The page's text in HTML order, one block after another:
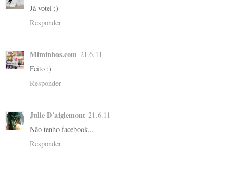
Já votei ;)
Responder
Miminhos.com 21.6.11
Feito ;)
Responder
Julie D´aiglemont 21.6.11
Não tenho facebook...
Responder